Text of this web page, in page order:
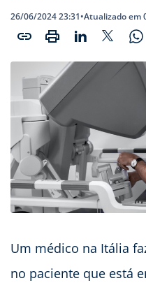
26/06/2024 23:31•Atualizado em
Um médico na Itália
no paciente que está